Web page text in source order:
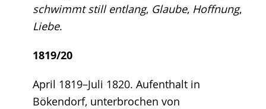
schwimmt still entlang, Glaube, Hoffnung,
Liebe.
1819/20
April 1819–Juli 1820. Aufenthalt in
Bökendorf, unterbrochen von